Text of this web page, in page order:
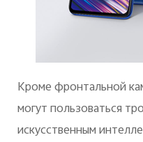
Кроме фронтальной
могут пользоваться
искусственным